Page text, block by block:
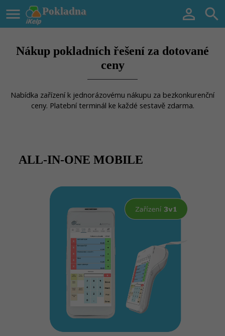
Pokladna
  
Nákup pokladních řešení za dotované
ceny
Nabídka zařízení k jednorázovému nákupu za bezkonkurenční
ceny. Platební terminál ke každé sestavě zdarma.
ALL-IN-ONE MOBILE